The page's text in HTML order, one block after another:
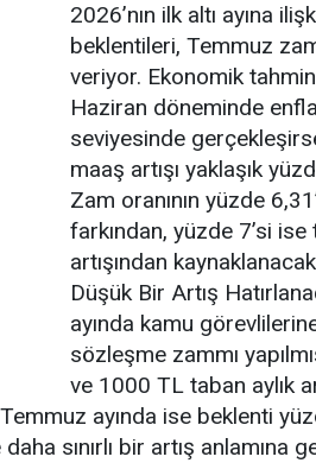
2026’nın ilk altı ayına
beklentileri, Temmuz
veriyor. Ekonomik
Haziran döneminde
seviyesinde
maaş artışı yaklaşık
Zam oranının yüzde
farkından, yüzde 7’si
artışından
Düşük Bir Artış
ayında kamu
sözleşme zammı
ve 1000 TL taban aylık
Temmuz ayında ise beklenti
sınırlı bir artış anlamına